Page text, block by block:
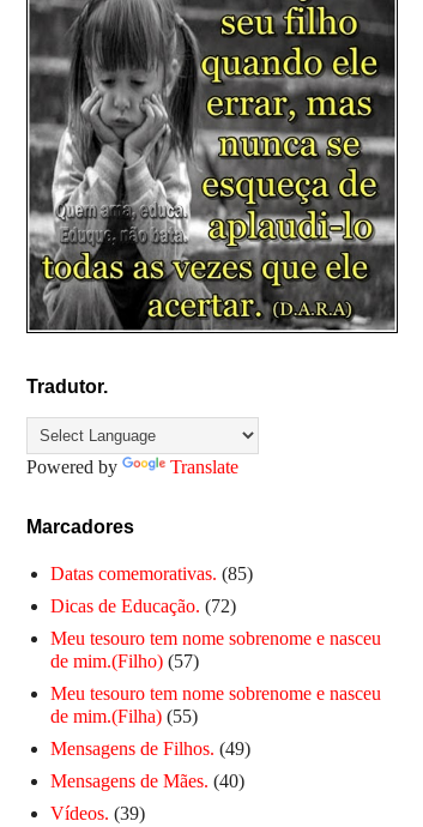
Tradutor.
Powered by Translate
Marcadores
Datas comemorativas. (85)
Dicas de Educação. (72)
Meu tesouro tem nome sobrenome e nasceu
de mim.(Filho) (57)
Meu tesouro tem nome sobrenome e nasceu
de mim.(Filha) (55)
Mensagens de Filhos. (49)
Mensagens de Mães. (40)
Vídeos. (39)